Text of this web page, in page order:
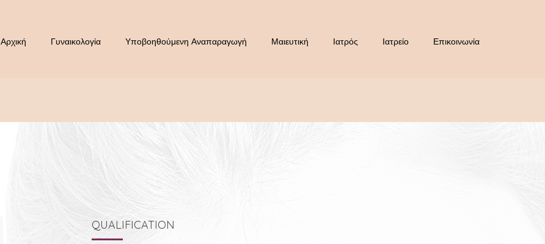
Αρχική Γυναικολογία Υποβοηθούμενη Αναπαραγωγή Μαιευτική Ιατρός Ιατρείο Επικοινωνία
QUALIFICATION